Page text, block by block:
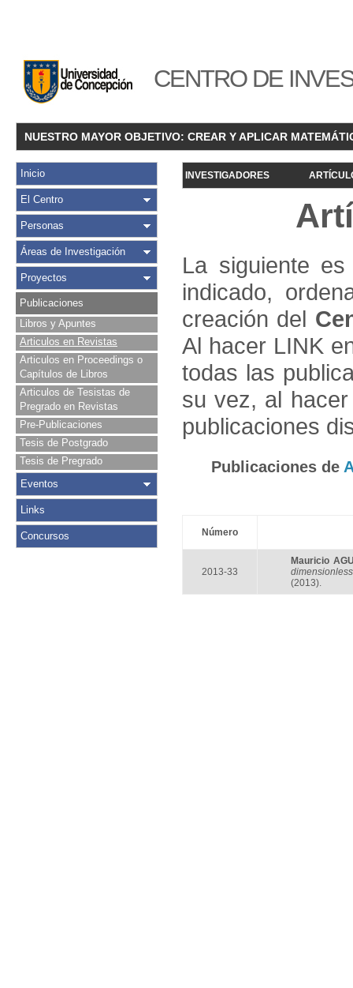
CENTRO DE
NUESTRO MAYOR OBJETIVO: CREAR Y APLICAR
Inicio
El Centro
Personas
Áreas de Investigación
Proyectos
Publicaciones
Libros y Apuntes
Articulos en Revistas
Articulos en Proceedings o
Capítulos de Libros
Articulos de Tesistas de
Pregrado en Revistas
Pre-Publicaciones
Tesis de Postgrado
Tesis de Pregrado
Eventos
Links
Concursos
INVESTIGADORES
La siguiente
indicado,
creación del
Al hacer LINK
todas las
su vez, al
publicaciones
Publicaciones de
Número
2013-33
Mauricio
(2013).